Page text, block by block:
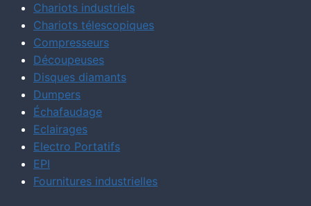
Chariots industriels
Chariots télescopiques
Compresseurs
Découpeuses
Disques diamants
Dumpers
Échafaudage
Eclairages
Electro Portatifs
EPI
Fournitures industrielles